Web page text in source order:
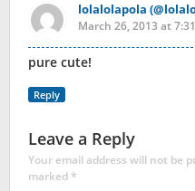
lolalolapola
March 26, 2013 at
pure cute!
Reply
Leave a Reply
Your email address will not be
marked*